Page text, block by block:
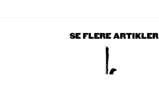
SE FLERE ARTIKLER